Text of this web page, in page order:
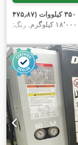
۳۵۰ کیلووات (۴۷۵٫۸۷
۱۸٬۰۰۰ کیلوگرم
, رنگ: